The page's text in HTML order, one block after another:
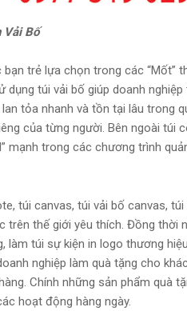
Vải Bố
trẻ lựa chọn trong các “Mốt”
túi vải bố giúp doanh
tỏa nhanh và tồn tại lâu trong
của từng người. Bên ngoài túi
mạnh trong các chương trình
túi canvas, túi vải bố canvas,
thế giới yêu thích. Đồng thời
làm túi sự kiện in logo thương
nghiệp làm quà tặng cho
Chính những sản phẩm quà
hoạt động hàng ngày.